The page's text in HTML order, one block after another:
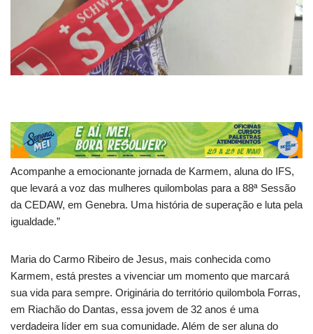
Acompanhe a emocionante jornada de Karmem, aluna do IFS,
que levará a voz das mulheres quilombolas para a 88ª Sessão
da CEDAW, em Genebra. Uma história de superação e luta pela
igualdade.”
Maria do Carmo Ribeiro de Jesus, mais conhecida como
Karmem, está prestes a vivenciar um momento que marcará
sua vida para sempre. Originária do território quilombola Forras,
em Riachão do Dantas, essa jovem de 32 anos é uma
verdadeira líder em sua comunidade. Além de ser aluna do